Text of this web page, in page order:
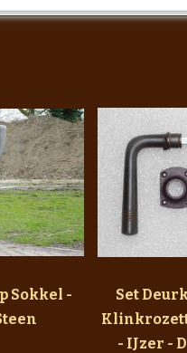
Sokkel -
Set
- IJzer -